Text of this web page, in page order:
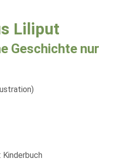
Liliput
Geschichte nur